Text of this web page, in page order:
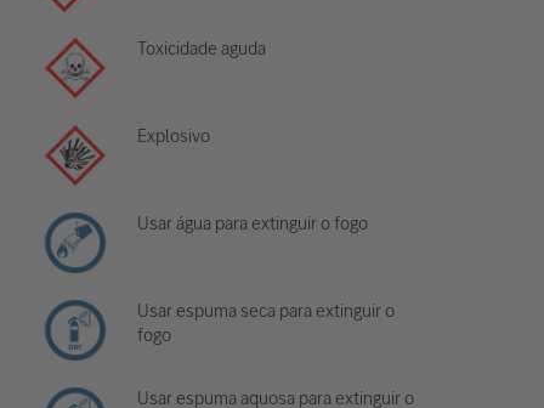
Toxicidade aguda
Explosivo
Usar água para extinguir o fogo
Usar espuma seca para extinguir o
fogo
Usar espuma aquosa para extinguir o